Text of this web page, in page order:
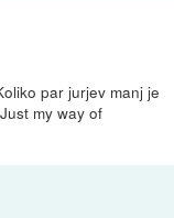
par jurjev manj je
my way of